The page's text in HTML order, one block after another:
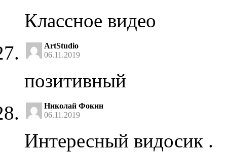
Классное видео
ArtStudio
06.11.2019
позитивный
Николай Фокин
06.11.2019
Интересный видосик .